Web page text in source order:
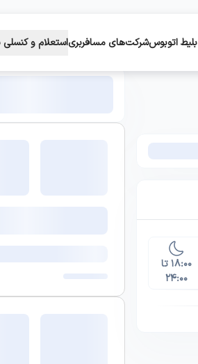
بلیط اتوبوسشرکت‌های مسافربریاستعلام و کنسلی
۱۸:۰۰ تا
۲۴:۰۰